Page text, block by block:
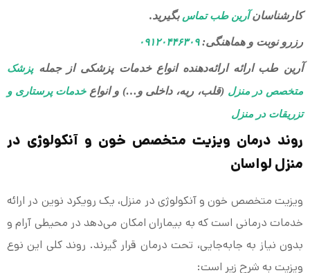
کارشناسانآرین طب تماسبگیرید.
رزرو نوبت و هماهنگی:۰۹۱۲۰۴۴۶۳۰۹
آرین طب ارائه ارائه‌دهنده انواع خدمات پزشکی از جمله پزشک
متخصص در منزل(قلب، ریه، داخلی و…) و انواع خدمات پرستاری و
تزریقات در منزل
روند درمان ویزیت متخصص خون و آنکولوژی در
منزل لواسان
ویزیت متخصص خون و آنکولوژی در منزل، یک رویکرد نوین در ارائه
خدمات درمانی است که به بیماران امکان می‌دهد در محیطی آرام و
بدون نیاز به جابه‌جایی، تحت درمان قرار گیرند. روند کلی این نوع
ویزیت به شرح زیر است: